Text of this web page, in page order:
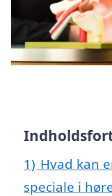
1) Hvad kan
speciale i